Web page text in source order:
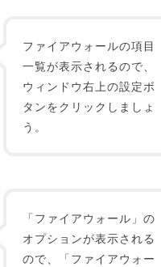
ファイアウォールの項目
一覧が表示されるので、
ウィンドウ右上の設定ボ
タンをクリックしましょ
う。
「ファイアウォール」の
オプションが表示される
ので、「ファイアウォー